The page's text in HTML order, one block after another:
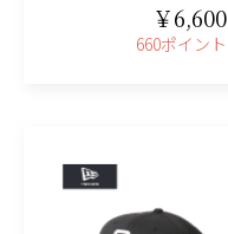
￥6,600
660ポイント